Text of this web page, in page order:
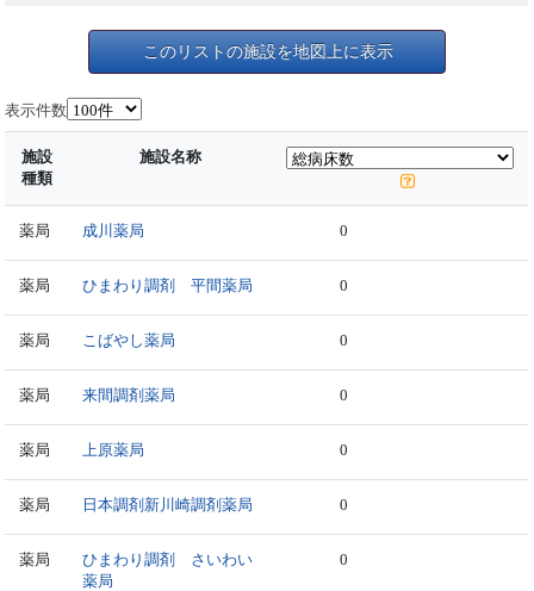
このリストの施設を地図上に表示
表示件数
施設
種類
施設名称
薬局 成川薬局 0
薬局 ひまわり調剤 平間薬局 0
薬局 こばやし薬局 0
薬局 来間調剤薬局 0
薬局 上原薬局 0
薬局 日本調剤新川崎調剤薬局 0
薬局
ひまわり調剤 さいわい
薬局
0